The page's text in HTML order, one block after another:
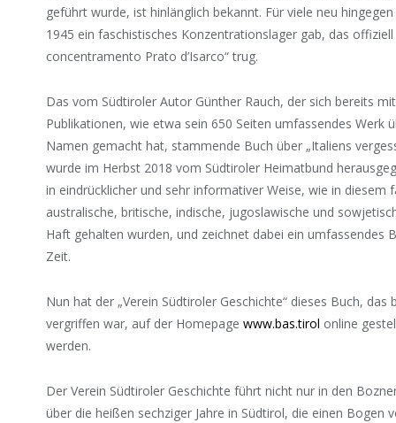
geführt wurde, ist hinlänglich bekannt. Für viele neu
1945 ein faschistisches Konzentrationslager gab, das
concentramento Prato d’Isarco“ trug.
Das vom Südtiroler Autor Günther Rauch, der sich bereits
Publikationen, wie etwa sein 650 Seiten umfassendes Werk
Namen gemacht hat, stammende Buch über „Italiens
wurde im Herbst 2018 vom Südtiroler Heimatbund
in eindrücklicher und sehr informativer Weise, wie in diesem
australische, britische, indische, jugoslawische und
Haft gehalten wurden, und zeichnet dabei ein umfassendes
Zeit.
Nun hat der „Verein Südtiroler Geschichte“ dieses Buch,
vergriffen war, auf der Homepagewww.bas.tirol online
werden.
Der Verein Südtiroler Geschichte führt nicht nur in den
über die heißen sechziger Jahre in Südtirol, die einen Bogen